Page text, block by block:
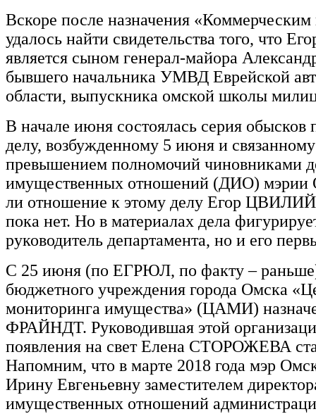
Вскоре после назначения «Коммерческим
удалось найти свидетельства того, что
является сыном генерал-майора
бывшего начальника УМВД Еврейской
области, выпускника омской школы
В начале июня состоялась серия обысков
делу, возбужденному 5 июня и
превышением полномочий чиновниками
имущественных отношений (ДИО) мэрии
ли отношение к этому делу Егор
пока нет. Но в материалах дела
руководитель департамента, но и его
С 25 июня (по ЕГРЮЛ, по факту –
бюджетного учреждения города Омска
мониторинга имущества» (ЦАМИ)
ФРАЙНДТ. Руководившая этой
появления на свет Елена СТОРОЖЕВА
Напомним, что в марте 2018 года мэр
Ирину Евгеньевну заместителем
имущественных отношений